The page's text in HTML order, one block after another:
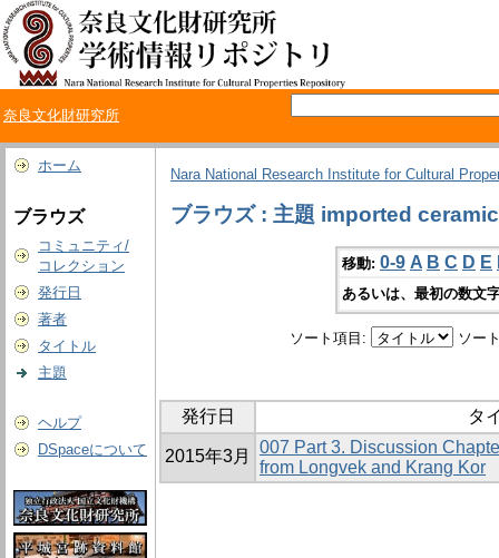
奈良文化財研究所
ホーム
ブラウズ
コミュニティ/
コレクション
発行日
著者
タイトル
主題
ヘルプ
DSpaceについて
Nara National Research Institute for Cultural
ブラウズ : 主題 imported
移動: 0-9 A B C D E
あるいは、最初の数文
ソート項目: ソー
発行日 タ
2015年3月
007 Part 3. Discussion
from Longvek and Krang Kor